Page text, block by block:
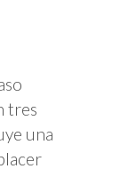
tres
una